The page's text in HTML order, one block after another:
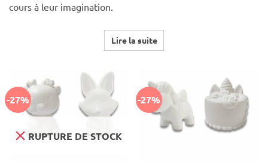
cours à leur imagination.
Lire la suite
-27%
RUPTURE DE STOCK
-27%